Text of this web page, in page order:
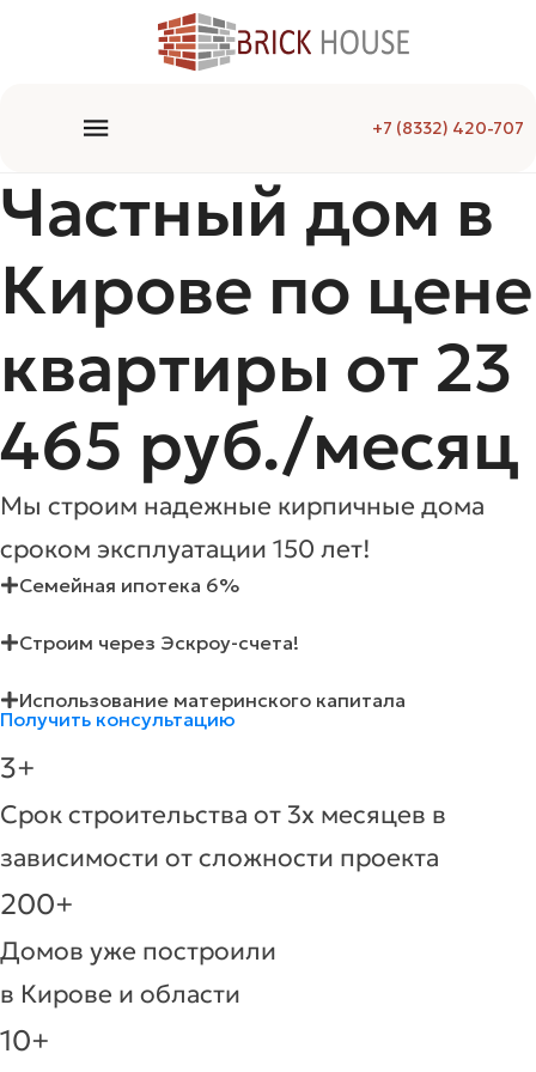
+7 (8332) 420-707
Частный дом в
Кирове по цене
квартиры от 23
465 руб./месяц
Мы строим надежные кирпичные дома
сроком эксплуатации 150 лет!
Семейная ипотека 6%
Строим через Эскроу-счета!
Использование материнского капитала
Получить консультацию
3+
Срок строительства от 3х месяцев в
зависимости от сложности проекта
200+
Домов уже построили
в Кирове и области
10+